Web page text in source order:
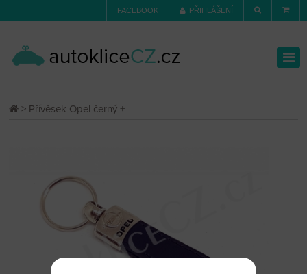
FACEBOOK PŘIHLÁŠENÍ
> Přívěsek Opel černý +